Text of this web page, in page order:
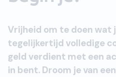
Vrijheid om te doen wat
tegelijkertijd volledige
geld verdient met een
in bent. Droom je van